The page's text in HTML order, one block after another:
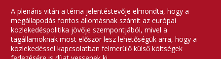
A plenáris vitán a téma jelentéstevője elmondta, hogy a
megállapodás fontos állomásnak számít az európai
közlekedéspolitika jövője szempontjából, mivel a
tagállamoknak most először lesz lehetőségük arra, hogy a
közlekedéssel kapcsolatban felmerülő külső költségek